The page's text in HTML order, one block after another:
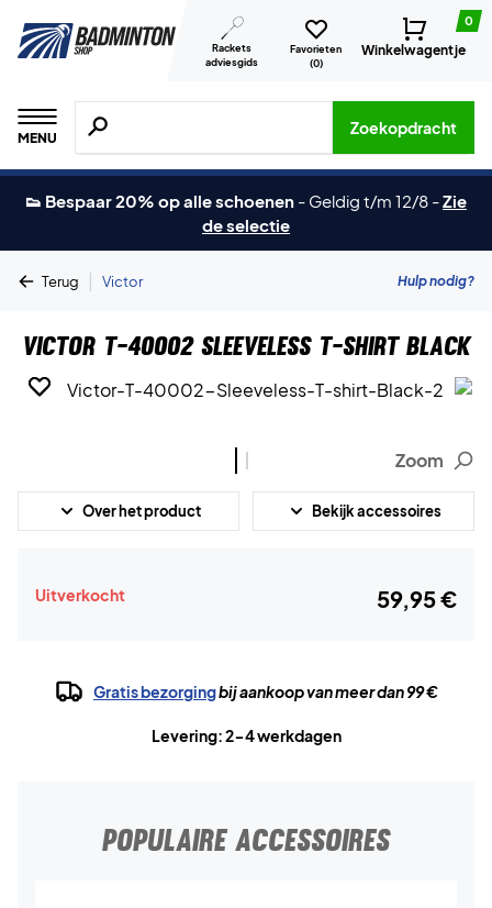
Rackets
adviesgids
Favorieten
(0)
0
Winkelwagentje
MENU
Zoeken naar producten, merken etc.
Zoekopdracht
👟 Bespaar 20% op alle schoenen - Geldig t/m 12/8 -Zie
de selectie
Terug | Victor Hulp nodig?
Victor T-40002 Sleeveless T-shirt Black
Zoom
Over het product Bekijk accessoires
Uitverkocht 59,95 €
Gratis bezorgingbij aankoop van meer dan 99 €
Levering: 2-4 werkdagen
POPULAIRE ACCESSOIRES